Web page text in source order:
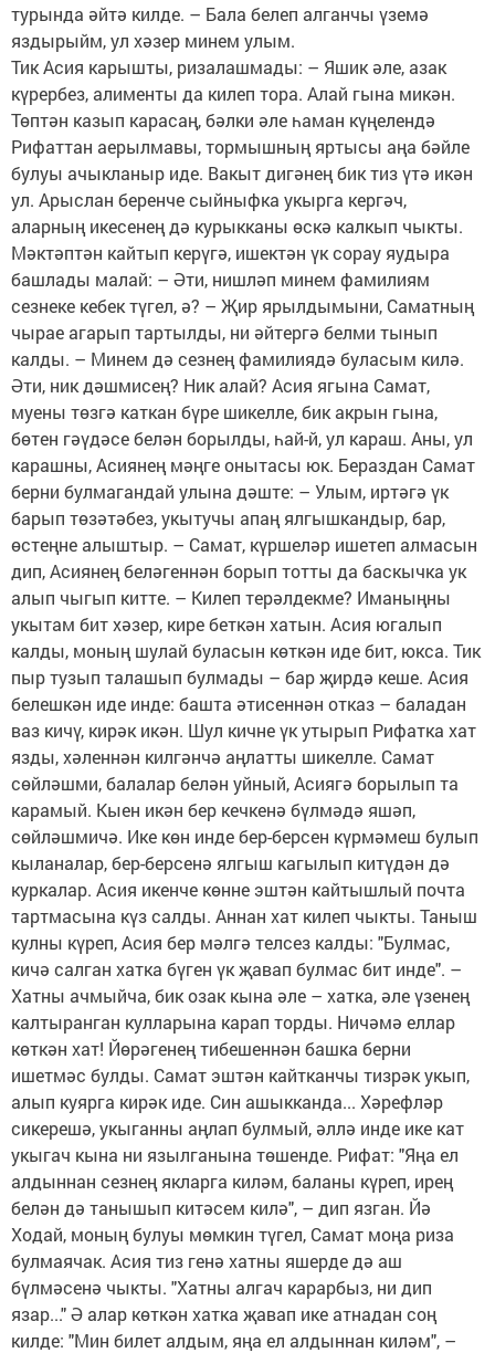
турында әйтә килде. – Бала белеп алганчы үземә
яздырыйм, ул хәзер минем улым.
Тик Асия карышты, ризалашмады: – Яшик әле, азак
күрербез, алименты да килеп тора. Алай гына микән.
Төптән казып карасаң, бәлки әле һаман күңелендә
Рифаттан аерылмавы, тормышның яртысы аңа бәйле
булуы ачыкланыр иде. Вакыт дигәнең бик тиз үтә икән
ул. Арыслан беренче сыйныфка укырга кергәч,
аларның икесенең дә курыкканы өскә калкып чыкты.
Мәктәптән кайтып керүгә, ишектән үк сорау яудыра
башлады малай: – Әти, нишләп минем фамилиям
сезнеке кебек түгел, ә? – Җир ярылдымыни, Саматның
чырае агарып тартылды, ни әйтергә белми тынып
калды. – Минем дә сезнең фамилиядә буласым килә.
Әти, ник дәшмисең? Ник алай? Асия ягына Самат,
муены төзгә каткан бүре шикелле, бик акрын гына,
бөтен гәүдәсе белән борылды, һай-й, ул караш. Аны, ул
карашны, Асиянең мәңге онытасы юк. Бераздан Самат
берни булмагандай улына дәште: – Улым, иртәгә үк
барып төзәтәбез, укытучы апаң ялгышкандыр, бар,
өстеңне алыштыр. – Самат, күршеләр ишетеп алмасын
дип, Асиянең беләгеннән борып тотты да баскычка ук
алып чыгып китте. – Килеп терәлдекме? Иманыңны
укытам бит хәзер, кире беткән хатын. Асия югалып
калды, моның шулай буласын көткән иде бит, юкса. Тик
пыр тузып талашып булмады – бар җирдә кеше. Асия
белешкән иде инде: башта әтисеннән отказ – баладан
ваз кичү, кирәк икән. Шул кичне үк утырып Рифатка хат
язды, хәленнән килгәнчә аңлатты шикелле. Самат
сөйләшми, балалар белән уйный, Асиягә борылып та
карамый. Кыен икән бер кечкенә бүлмәдә яшәп,
сөйләшмичә. Ике көн инде бер-берсен күрмәмеш булып
кыланалар, бер-берсенә ялгыш кагылып китүдән дә
куркалар. Асия икенче көнне эштән кайтышлый почта
тартмасына күз салды. Аннан хат килеп чыкты. Таныш
кулны күреп, Асия бер мәлгә телсез калды: "Булмас,
кичә салган хатка бүген үк җавап булмас бит инде". –
Хатны ачмыйча, бик озак кына әле – хатка, әле үзенең
калтыранган кулларына карап торды. Ничәмә еллар
көткән хат! Йөрәгенең тибешеннән башка берни
ишетмәс булды. Самат эштән кайтканчы тизрәк укып,
алып куярга кирәк иде. Син ашыкканда... Хәрефләр
сикерешә, укыганны аңлап булмый, әллә инде ике кат
укыгач кына ни язылганына төшенде. Рифат: "Яңа ел
алдыннан сезнең якларга киләм, баланы күреп, ирең
белән дә танышып китәсем килә", – дип язган. Йә
Ходай, моның булуы мөмкин түгел, Самат моңа риза
булмаячак. Асия тиз генә хатны яшерде дә аш
бүлмәсенә чыкты. "Хатны алгач карарбыз, ни дип
язар..." Ә алар көткән хатка җавап ике атнадан соң
килде: "Мин билет алдым, яңа ел алдыннан киләм", –